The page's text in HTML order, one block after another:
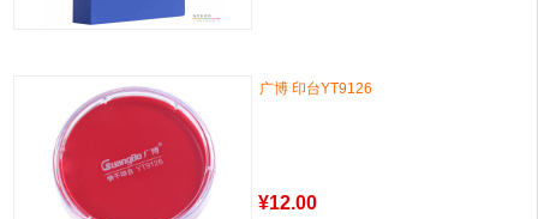
广博 印台YT9126
¥12.00